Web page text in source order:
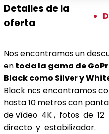
Detalles de la
oferta
Nos encontramos un
entoda la gama de
Black como Silver y
Black nos encontramos
hasta 10 metros con
de vídeo 4K , fotos de 12
directo y estabilizador.